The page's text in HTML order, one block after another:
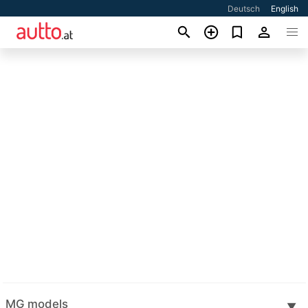
Deutsch English
MG models